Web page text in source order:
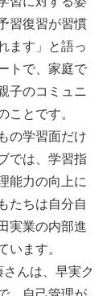
習復習が習慣
ます」と語っ
トで、家庭で
子のコミュニ
ことです。
の学習面だけ
では、学習指
能力の向上に
たちは自分自
実業の内部進
います。
んは、早実ク